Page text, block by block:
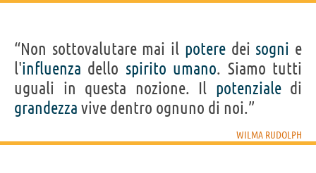
“Non sottovalutare mai il poteredei sogni e
l'influenza dello spirito umano. Siamo tutti
uguali in questa nozione. Il potenzialedi
grandezza vive dentro ognuno di noi.”
WILMA RUDOLPH